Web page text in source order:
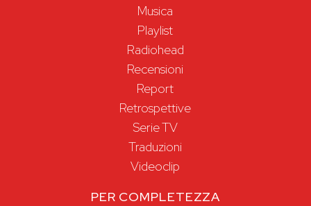
Musica
Playlist
Radiohead
Recensioni
Report
Retrospettive
Serie TV
Traduzioni
Videoclip
PER COMPLETEZZA